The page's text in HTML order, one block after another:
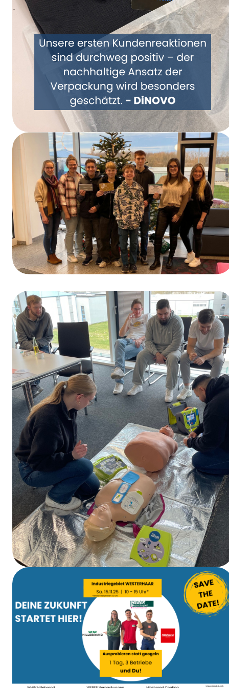
Repensemos juntos el embalaje: DiNOVO se
pasa a los envases de papel
Ganadores del sorteo del Día de la
Formación
Curso de primeros auxilios